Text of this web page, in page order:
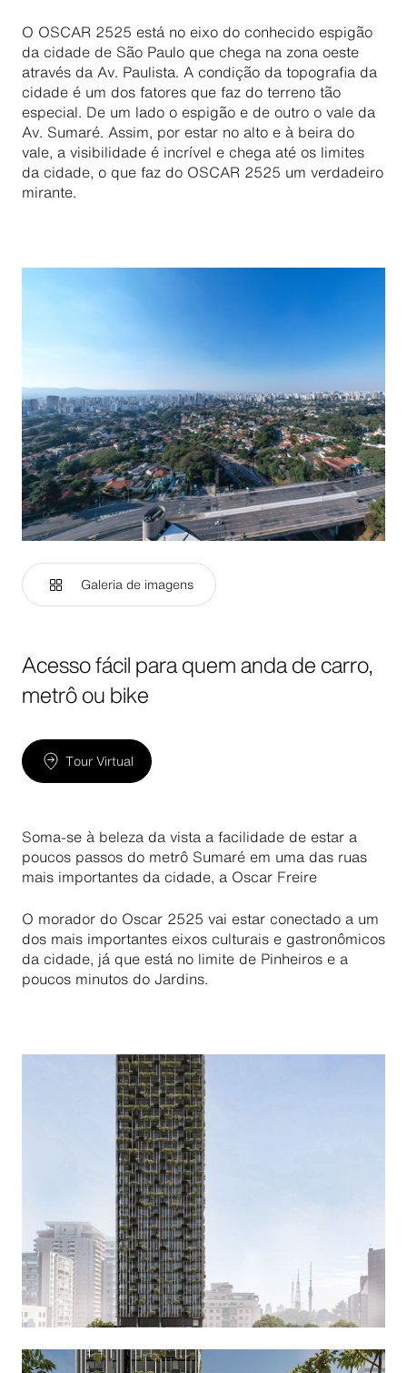
O OSCAR 2525 está no eixo do conhecido espigão
da cidade de São Paulo que chega na zona oeste
através da Av. Paulista. A condição da topografia da
cidade é um dos fatores que faz do terreno tão
especial. De um lado o espigão e de outro o vale da
Av. Sumaré. Assim, por estar no alto e à beira do
vale, a visibilidade é incrível e chega até os limites
da cidade, o que faz do OSCAR 2525 um verdadeiro
mirante.
Galeria de imagens
Acesso fácil para quem anda de carro,
metrô ou bike
Tour Virtual
Soma-se à beleza da vista a facilidade de estar a
poucos passos do metrô Sumaré em uma das ruas
mais importantes da cidade, a Oscar Freire
O morador do Oscar 2525 vai estar conectado a um
dos mais importantes eixos culturais e gastronômicos
da cidade, já que está no limite de Pinheiros e a
poucos minutos do Jardins.